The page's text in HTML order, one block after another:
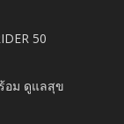
50
อม ดูแลสุข